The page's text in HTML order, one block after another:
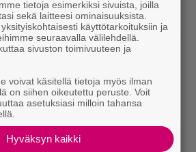
sijaan. Yllättävää: ei.
(M.S.)
nähty Fleet Foxes
Flow’n kävijäkuntaa
mutta sen sijoittaminen
Kyseessä oli selvästi
hetki aiemmin teltassa
olisi taatusti saanut aikaan
tietoja esimerkiksi sivuista, joilla
sekä laitteesi ominaisuuksista.
käyttötarkoituksiin ja
seuraavalla välilehdellä.
sivuston toimivuuteen ja
voivat käsitellä tietoja myös ilman
on siihen oikeutettu peruste. Voit
asetuksiasi milloin tahansa
Hyväksyn kaikki